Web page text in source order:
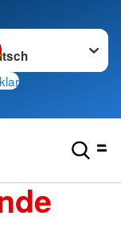
wechseln zu